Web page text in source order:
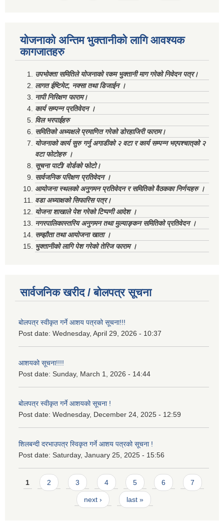
योजनाको अन्तिम भुक्तानीको लागि आवश्यक
कागजातहरु
उपभोक्ता समितिले योजनाको रकम भुक्तानी माग गरेको निवेदन पत्र।
लागत ईष्टिमेट, नक्सा तथा डिजाईन ।
नापी निरिक्षण फाराम।
कार्य सम्पन्न प्रतिवेदन ।
विल भरपाईहरु
समितिको अध्यक्षले प्रमाणित गरेको डोरहाजिरी फाराम।
योजनाको कार्य सुरु गर्नु अगाडीको २ वटा र कार्य सम्पन्न भएपश्चात्‌को २
वटा फोटोहरु ।
सूचना पाटी/ वोर्डको फोटो।
सार्वजनिक परिक्षण प्रतिवेदन ।
आयोजना स्थलको अनुगमन प्रतिवेदन र समितिको वैठकका निर्णयहरु ।
वडा अध्याक्षको सिफारिस पत्र।
योजना शाखाले पेश गरेको टिप्पणी आदेश ।
नगरपालिकास्तरिय अनुगमन तथा मुल्याङ्कन समितिको प्रतिवेदन ।
सम्झौता तथा आयोजना खाता ।
भुक्तानीको लागि पेश गरेको तेरिज फाराम ।
सार्वजनिक खरीद / बोलपत्र सूचना
बोलपत्र स्वीकृत गर्ने आशय पत्रको सूचना!!!
Post date: Wednesday, April 29, 2026 - 10:37
आशयको सूचना!!!!
Post date: Sunday, March 1, 2026 - 14:44
बोलपत्र स्वीकृत गर्ने आशयको सूचना !
Post date: Wednesday, December 24, 2025 - 12:59
शिलबन्दी दरभाउपत्र स्विकृत गर्ने आशय पत्रको सूचना !
Post date: Saturday, January 25, 2025 - 15:56
Pages
1 2 3 4 5 6 7
next › last »